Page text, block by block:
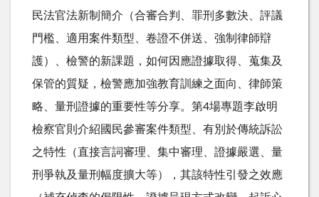
民法官法新制簡介（合審合判、罪刑多數決、評議
門檻、適用案件類型、卷證不併送、強制律師辯
護）、檢警的新課題，如何因應證據取得、蒐集及
保管的質疑，檢警應加強教育訓練之面向、律師策
略、量刑證據的重要性等分享。第4場專題李啟明
檢察官則介紹國民參審案件類型、有別於傳統訴訟
之特性（直接言詞審理、集中審理、證據嚴選、量
刑爭執及量刑幅度擴大等），其該特性引發之效應